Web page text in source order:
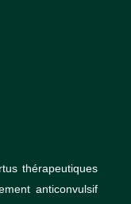
thérapeutiques
anticonvulsif